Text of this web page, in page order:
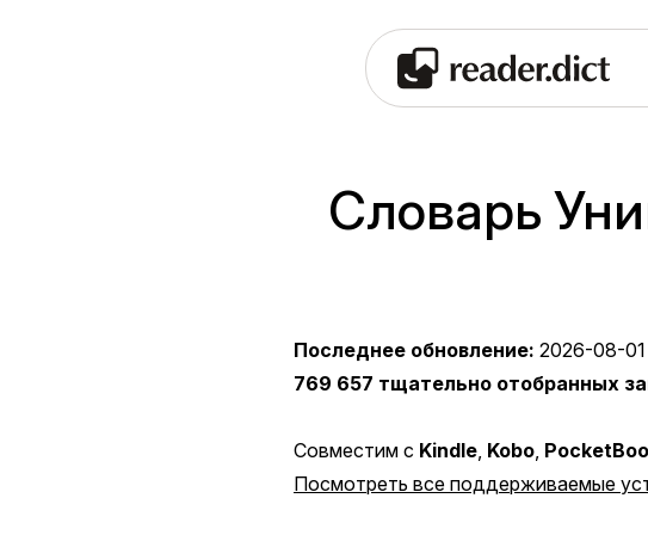
Словарь
Последнее обновление: 2026-08-01
769 657 тщательно отобранных
Совместим с Kindle Kobo
Посмотреть все поддерживаемые